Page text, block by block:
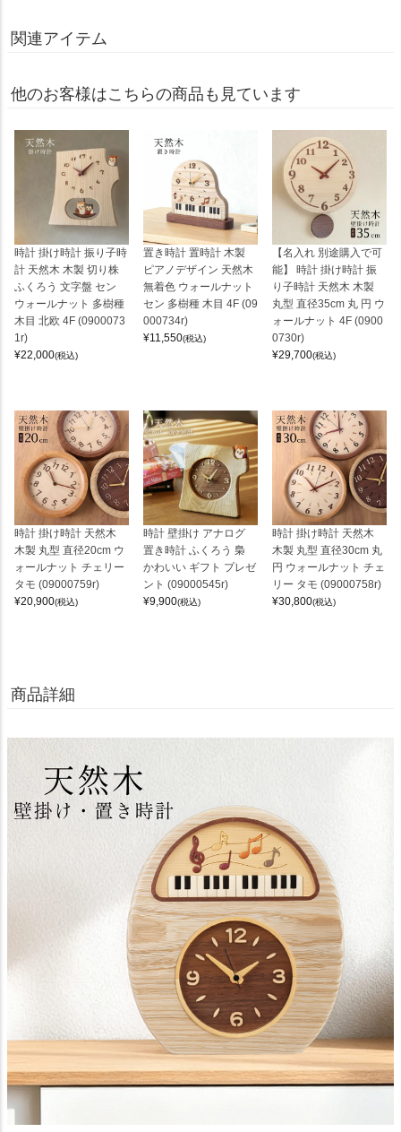
関連アイテム
他のお客様はこちらの商品も見ています
時計 掛け時計 振り子時
計 天然木 木製 切り株
ふくろう 文字盤 セン
ウォールナット 多樹種
木目 北欧 4F (0900073
1r)
¥22,000(税込)
置き時計 置時計 木製
ピアノデザイン 天然木
無着色 ウォールナット
セン 多樹種 木目 4F (09
000734r)
¥11,550(税込)
【名入れ 別途購入で可
能】 時計 掛け時計 振
り子時計 天然木 木製
丸型 直径35cm 丸 円 ウ
ォールナット 4F (0900
0730r)
¥29,700(税込)
時計 掛け時計 天然木
木製 丸型 直径20cm ウ
ォールナット チェリー
タモ (09000759r)
¥20,900(税込)
時計 壁掛け アナログ
置き時計 ふくろう 梟
かわいい ギフト プレゼ
ント (09000545r)
¥9,900(税込)
時計 掛け時計 天然木
木製 丸型 直径30cm 丸
円 ウォールナット チェ
リー タモ (09000758r)
¥30,800(税込)
商品詳細